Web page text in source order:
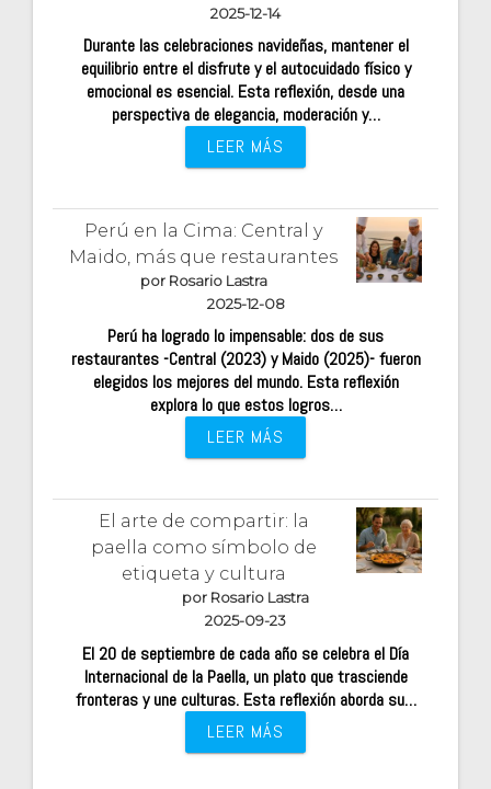
2025-12-14
Durante las celebraciones navideñas, mantener el
equilibrio entre el disfrute y el autocuidado físico y
emocional es esencial. Esta reflexión, desde una
perspectiva de elegancia, moderación y…
LEER MÁS
Perú en la Cima: Central y
Maido, más que restaurantes
por Rosario Lastra
2025-12-08
Perú ha logrado lo impensable: dos de sus
restaurantes -Central (2023) y Maido (2025)- fueron
elegidos los mejores del mundo. Esta reflexión
explora lo que estos logros…
LEER MÁS
El arte de compartir: la
paella como símbolo de
etiqueta y cultura
por Rosario Lastra
2025-09-23
El 20 de septiembre de cada año se celebra el Día
Internacional de la Paella, un plato que trasciende
fronteras y une culturas. Esta reflexión aborda su…
LEER MÁS